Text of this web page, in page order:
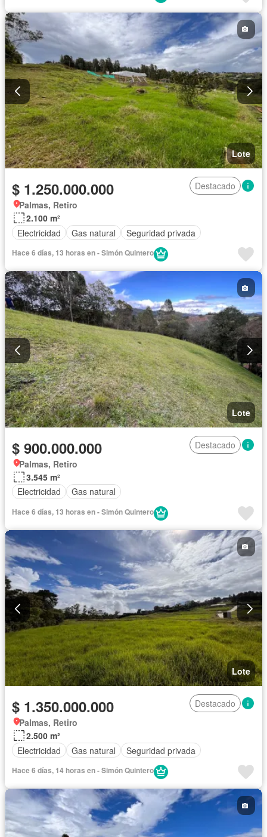
Lote
$ 1.250.000.000
Destacado
Palmas, Retiro
2.100 m²
Electricidad
Gas natural Seguridad privada
Hace 6 días, 13 horas en - Simón Quintero
Lote
$ 900.000.000
Destacado
Palmas, Retiro
3.545 m²
Electricidad
Gas natural
Hace 6 días, 13 horas en - Simón Quintero
Lote
$ 1.350.000.000
Destacado
Palmas, Retiro
2.500 m²
Electricidad
Gas natural Seguridad privada
Hace 6 días, 14 horas en - Simón Quintero